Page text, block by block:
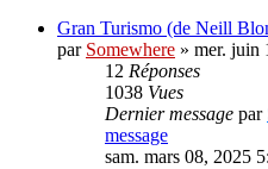
Gran Turismo (de Neill
par Somewhere » mer. juin
12 Réponses
1038 Vues
Dernier message par
message
sam. mars 08, 2025